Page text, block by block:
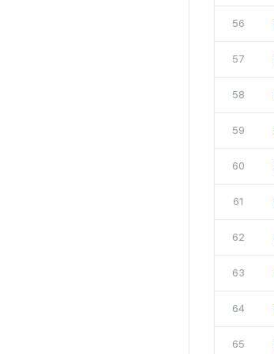
56
57
58
59
60
61
62
63
64
65